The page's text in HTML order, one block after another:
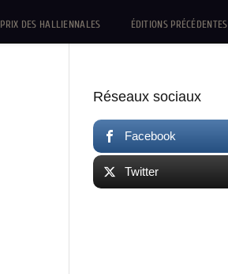
PRIX DES HALLIENNALES ÉDITIONS PRÉCÉDENTES
Réseaux sociaux
Facebook
Twitter